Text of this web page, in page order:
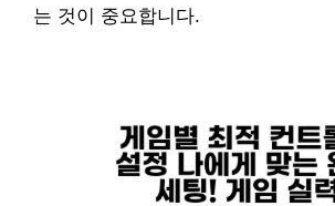
는 것이 중요합니다.